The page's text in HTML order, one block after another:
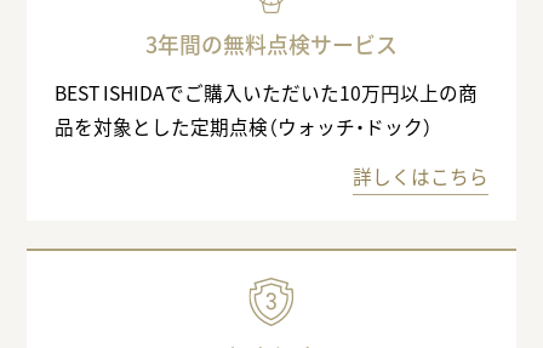
3年間の無料点検サービス
BEST ISHIDAでご購入いただいた10万円以上の商
品を対象とした定期点検（ウォッチ・ドック）
詳しくはこちら